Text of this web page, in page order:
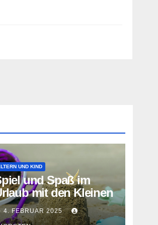
UND KIND
und Spaß im
mit den Kleinen
4. FEBRUAR 2025